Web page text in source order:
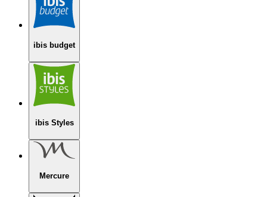
ibis budget
ibis Styles
Mercure